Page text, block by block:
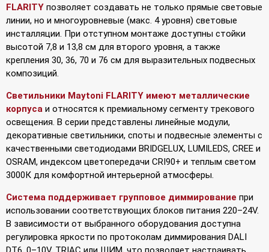
FLARITY позволяет создавать не только прямые световые
линии, но и многоуровневые (макс. 4 уровня) световые
инсталляции. При отступном монтаже доступны стойки
высотой 7,8 и 13,8 см для второго уровня, а также
крепления 30, 36, 70 и 76 см для выразительных подвесных
композиций.
Светильники Maytoni FLARITY имеют металлические
корпуса и относятся к премиальному сегменту трекового
освещения. В серии представлены линейные модули,
декоративные светильники, споты и подвесные элементы с
качественными светодиодами BRIDGELUX, LUMILEDS, CREE и
OSRAM, индексом цветопередачи CRI90+ и теплым светом
3000К для комфортной интерьерной атмосферы.
Система поддерживает групповое диммирование при
использовании соответствующих блоков питания 220–24V.
В зависимости от выбранного оборудования доступна
регулировка яркости по протоколам диммирования DALI